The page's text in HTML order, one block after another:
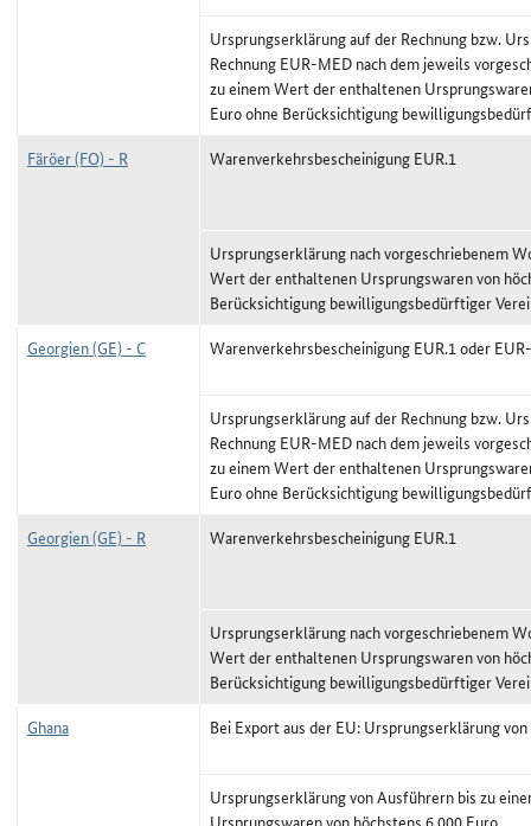
Ursprungserklärung auf der Rechnung bzw.
Rechnung EUR-MED nach dem jeweils
zu einem Wert der enthaltenen
Euro ohne Berücksichtigung
Färöer (FO) - R
Warenverkehrsbescheinigung EUR.1
Ursprungserklärung nach vorgeschriebenem
Wert der enthaltenen Ursprungswaren von
Berücksichtigung bewilligungsbedürftiger
Georgien (GE) - C
Warenverkehrsbescheinigung EUR.1 oder
Ursprungserklärung auf der Rechnung bzw.
Rechnung EUR-MED nach dem jeweils
zu einem Wert der enthaltenen
Euro ohne Berücksichtigung
Georgien (GE) - R
Warenverkehrsbescheinigung EUR.1
Ursprungserklärung nach vorgeschriebenem
Wert der enthaltenen Ursprungswaren von
Berücksichtigung bewilligungsbedürftiger
Ghana
Bei Export aus der EU: Ursprungserklärung
Ursprungserklärung von Ausführern bis zu
Ursprungswaren von höchstens 6.000 Euro